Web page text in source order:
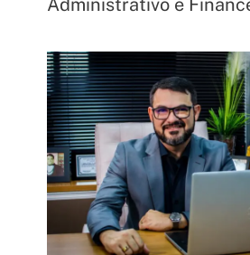
Administrativo e